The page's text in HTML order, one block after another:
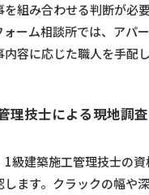
組み合わせる判断が必
ォーム相談所では、アパ
容に応じた職人を手配し
理技士による現地調査
1級建築施工管理技士の
ます。クラックの幅や